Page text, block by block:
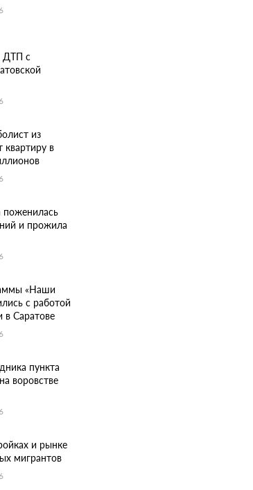
ДТП с
из
квартиру в
поженилась
и прожила
«Наши
с работой
Саратове
пункта
воровстве
и рынке
мигрантов